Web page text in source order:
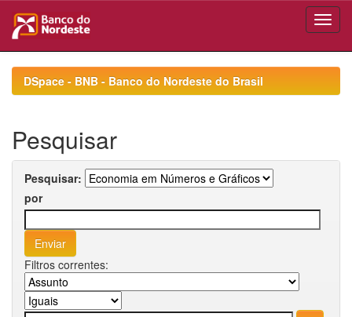
navigationDSpace - BNB - Banco do Nordeste do Brasil
Pesquisar
Pesquisar:
por
Filtros correntes: